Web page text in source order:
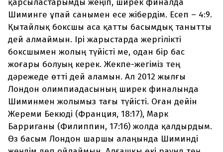
қарсыластарымды жеңіп, ширек финалда
Шиминге ұпай санымен есе жібердім. Есеп – 4:9.
Қытайлық боксшы аса қатты басымдық танытты
дей алмаймын. Ірі жарыстарда жергілікті
боксшымен жолың түйісті ме, одан бір бас
жоғары болуың керек. Жекпе-жегіміз тең
дәрежеде өтті дей аламын. Ал 2012 жылғы
Лондон олимпиадасының ширек финалында
Шиминмен жолымыз тағы түйісті. Оған дейін
Жереми Бекюді (Франция, 18:17), Марк
Барриганы (Филиппин, 17:16) жолда қалдырдым.
Өз басым Лондон шаршы алаңында Шиминді